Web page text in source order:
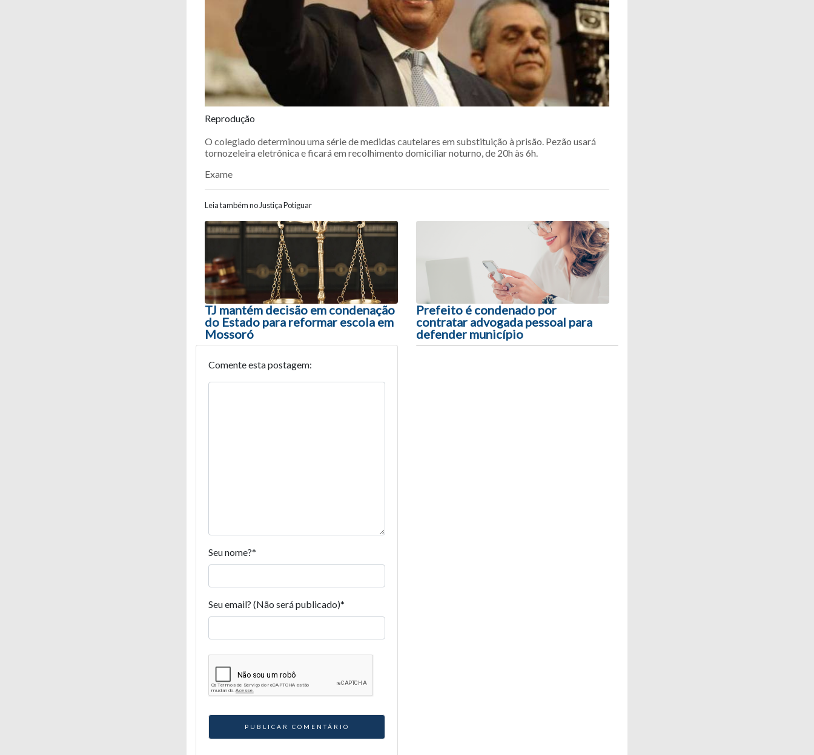
Reprodução
O colegiado determinou uma série de medidas cautelares em substituição à prisão. Pezão usará
tornozeleira eletrônica e ficará em recolhimento domiciliar noturno, de 20h às 6h.
Exame
Leia também no Justiça Potiguar
Navegação entre posts
TJ mantém decisão em condenação
do Estado para reformar escola em
Mossoró
Prefeito é condenado por
contratar advogada pessoal para
defender município
Comente esta postagem:
Seu nome?*
Seu email? (Não será publicado)*